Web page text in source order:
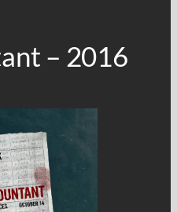
– 2016